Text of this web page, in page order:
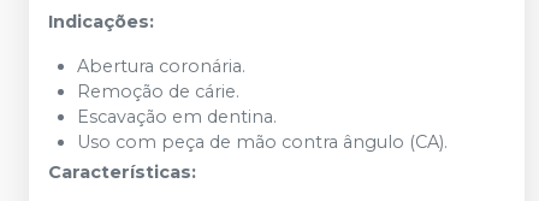
Indicações:
Abertura coronária.
Remoção de cárie.
Escavação em dentina.
Uso com peça de mão contra ângulo (CA).
Características: